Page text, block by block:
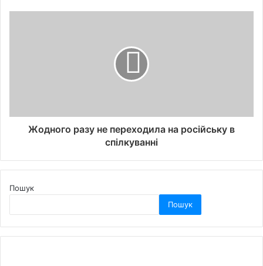
Жодного разу не переходила на російську в
спілкуванні
Пошук
Пошук